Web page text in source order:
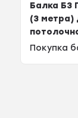
Балка Б3
(3 метра)
Покупка